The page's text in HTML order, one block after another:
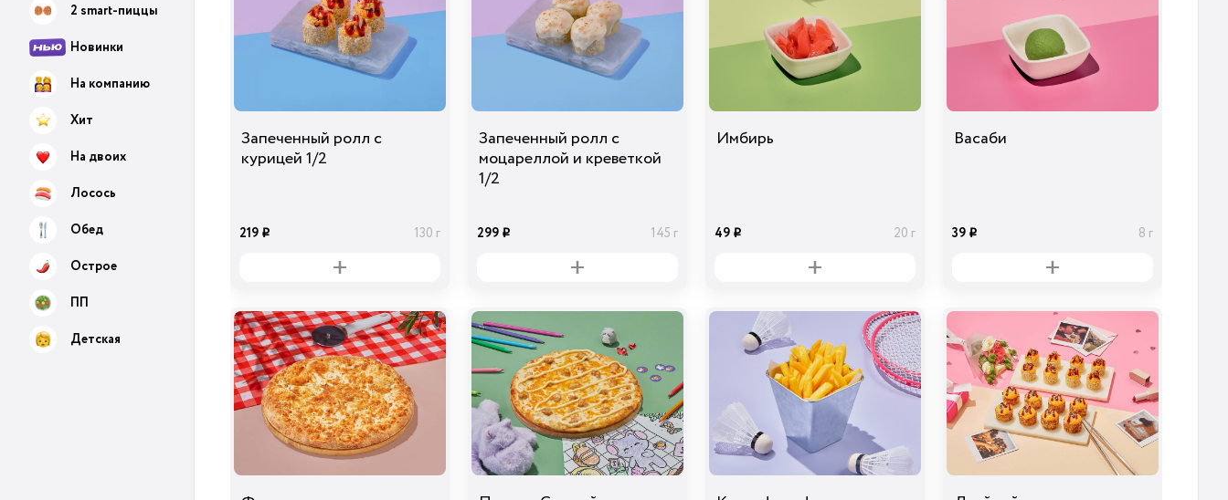
2 smart-пиццы
Новинки
На компанию
Хит
На двоих
Лосось
Обед
Острое
ПП
Детская
Запеченный ролл с
курицей 1/2
219 i 130 г
Запеченный ролл с
моцареллой и креветкой
1/2
299 i 145 г
Имбирь
49 i 20 г
Васаби
39 i 8 г